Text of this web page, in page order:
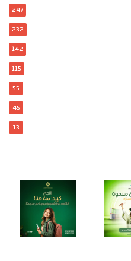
247
232
142
115
55
45
13